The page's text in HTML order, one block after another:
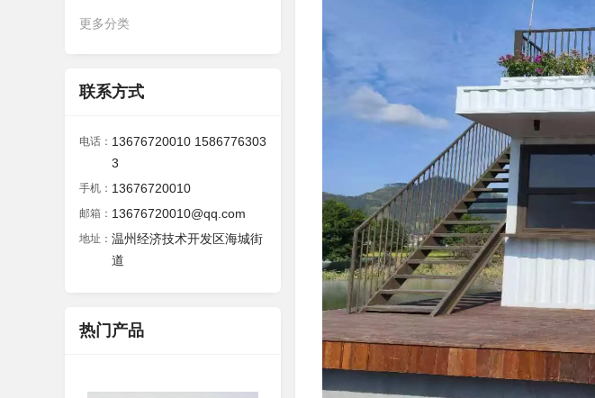
更多分类
联系方式
电话： 13676720010 1586776303
3
手机： 13676720010
邮箱： 13676720010@qq.com
地址： 温州经济技术开发区海城街
道
热门产品